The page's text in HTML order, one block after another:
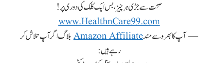
صحت سے جڑی ہر چیز، بس ایک کلک کی دوری پر!
www.HealthnCare99.com
— آپ کا بھروسے مندAmazon Affiliateبلاگ اگر آپ تلاش کر
رہے ہیں: